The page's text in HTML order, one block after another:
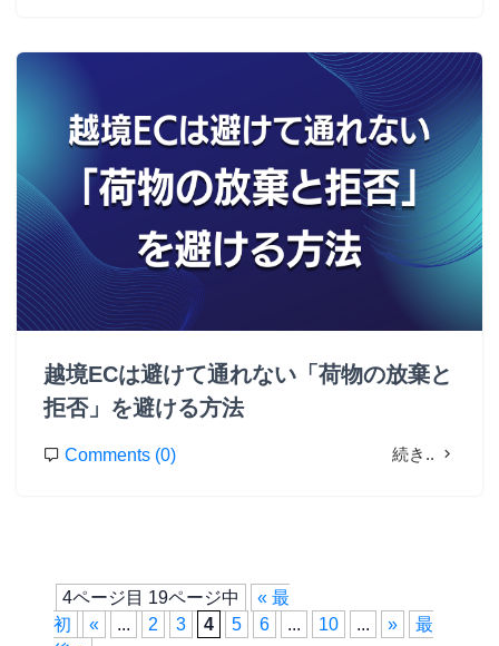
越境ECは避けて通れない「荷物の放棄と
拒否」を避ける方法
Comments (0) 続き..
4ページ目 19ページ中
« 最
初
« ... 2 3 4 5 6 ... 10 ... »
最